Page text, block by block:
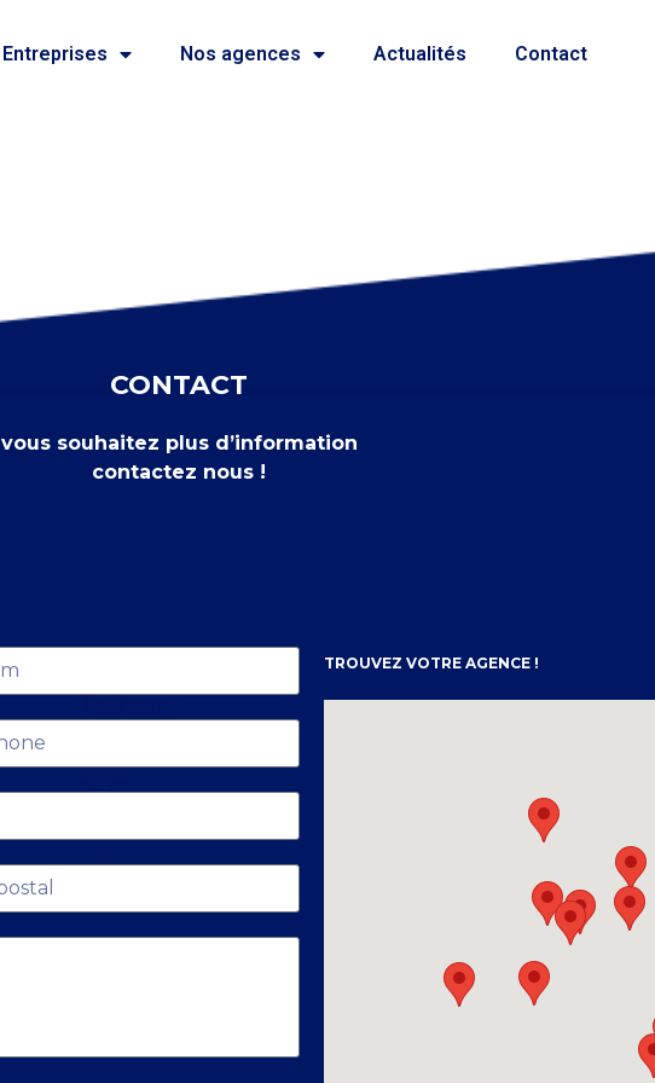
Entreprises Nos agences Actualités Contact
CONTACT
vous souhaitez plus d’information
contactez nous !
TROUVEZ VOTRE AGENCE !